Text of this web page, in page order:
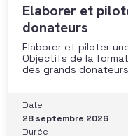
Elaborer et
donateurs
Elaborer et piloter
Objectifs de la
des grands
parties prenantes•
personnalisé et
Date
28 septembre 2026
Durée